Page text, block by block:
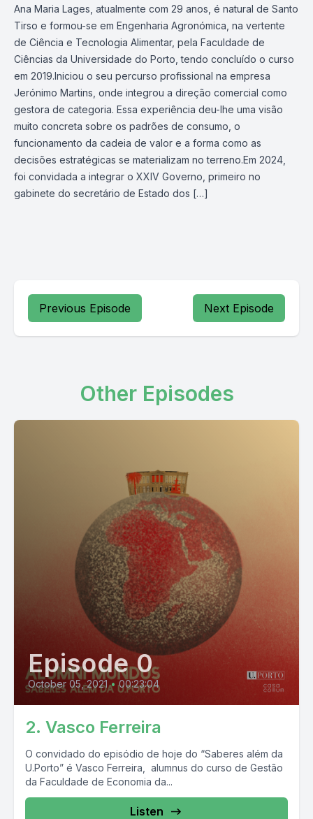
Ana Maria Lages, atualmente com 29 anos, é natural de Santo
Tirso e formou-se em Engenharia Agronómica, na vertente
de Ciência e Tecnologia Alimentar, pela Faculdade de
Ciências da Universidade do Porto, tendo concluído o curso
em 2019.Iniciou o seu percurso profissional na empresa
Jerónimo Martins, onde integrou a direção comercial como
gestora de categoria. Essa experiência deu-lhe uma visão
muito concreta sobre os padrões de consumo, o
funcionamento da cadeia de valor e a forma como as
decisões estratégicas se materializam no terreno.Em 2024,
foi convidada a integrar o XXIV Governo, primeiro no
gabinete do secretário de Estado dos […]
Previous Episode Next Episode
Other Episodes
Episode 0
October 05, 2021 • 00:23:04
2. Vasco Ferreira
O convidado do episódio de hoje do “Saberes além da
U.Porto” é Vasco Ferreira, alumnus do curso de Gestão
da Faculdade de Economia da...
Listen